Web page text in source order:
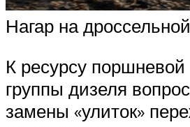
Нагар на
К ресурсу поршневой
группы дизеля
замены «улиток»